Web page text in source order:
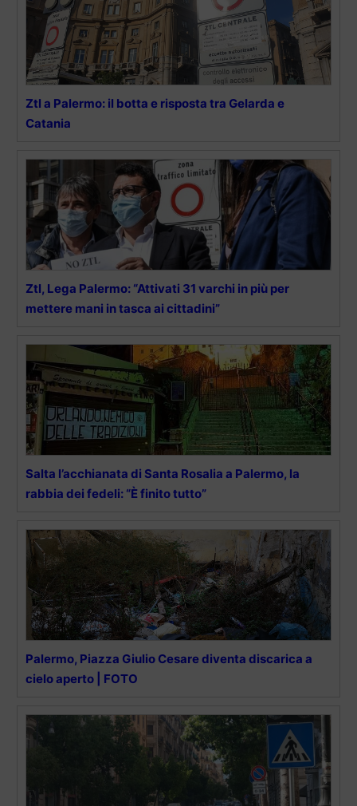
Ztl a Palermo: il botta e risposta tra Gelarda e
Catania
Ztl, Lega Palermo: “Attivati 31 varchi in più per
mettere mani in tasca ai cittadini”
Salta l’acchianata di Santa Rosalia a Palermo, la
rabbia dei fedeli: “È finito tutto”
Palermo, Piazza Giulio Cesare diventa discarica a
cielo aperto | FOTO